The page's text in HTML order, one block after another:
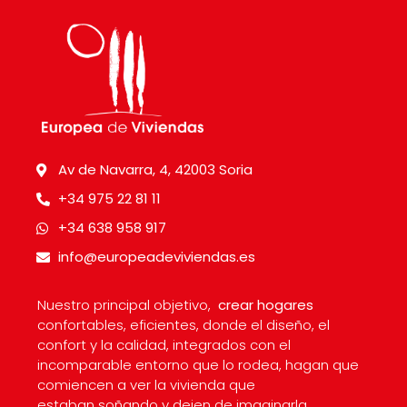
Av de Navarra, 4, 42003 Soria
+34 975 22 81 11
+34 638 958 917
info@europeadeviviendas.es
Nuestro principal objetivo, crear hogares
confortables, eficientes, donde el diseño, el
confort y la calidad, integrados con el
incomparable entorno que lo rodea, hagan que
comiencen a ver la vivienda que